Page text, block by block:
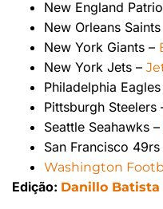
New England
New Orleans Saints
New York Giants –
New York Jets –
Philadelphia Eagles
Pittsburgh Steelers
Seattle Seahawks –
San Francisco 49rs
Washington
Edição: Danillo Batista